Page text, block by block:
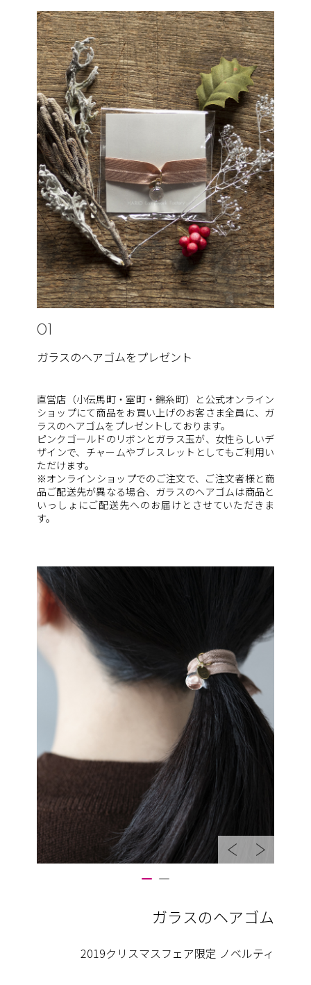
01
ガラスのヘアゴムをプレゼント
直営店（小伝馬町・室町・錦糸町）と公式オンライン
ショップにて商品をお買い上げのお客さま全員に、ガ
ラスのヘアゴムをプレゼントしております。
ピンクゴールドのリボンとガラス玉が、女性らしいデ
ザインで、チャームやブレスレットとしてもご利用い
ただけます。
※オンラインショップでのご注文で、ご注文者様と商
品ご配送先が異なる場合、ガラスのヘアゴムは商品と
いっしょにご配送先へのお届けとさせていただきま
す。
ガラスのヘアゴム
2019クリスマスフェア限定 ノベルティ